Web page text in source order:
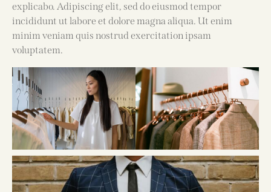
explicabo. Adipiscing elit, sed do eiusmod tempor
incididunt ut labore et dolore magna aliqua. Ut enim
minim veniam quis nostrud exercitation ipsam
voluptatem.